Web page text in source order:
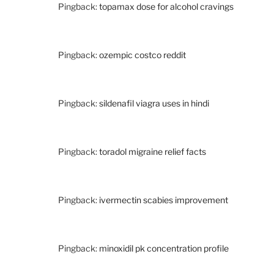
Pingback:topamax dose for alcohol cravings
Pingback:ozempic costco reddit
Pingback:sildenafil viagra uses in hindi
Pingback:toradol migraine relief facts
Pingback: ivermectin scabies improvement
Pingback: minoxidil pk concentration profile